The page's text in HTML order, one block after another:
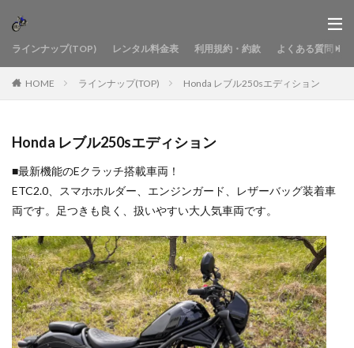
ラインナップ(TOP) レンタル料金表 利用規約・約款 よくある質問
HOME ラインナップ(TOP) Honda レブル250sエディション
Honda レブル250sエディション
■最新機能のEクラッチ搭載車両！
ETC2.0、スマホホルダー、エンジンガード、レザーバッグ装着車
両です。足つきも良く、扱いやすい大人気車両です。